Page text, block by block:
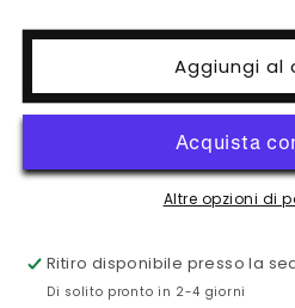
quantità
per
Chlorophytum
quantità
per
Chlorophytum
Aggiungi al
Altre opzioni di
Ritiro disponibile presso la
Di solito pronto in 2-4 giorni